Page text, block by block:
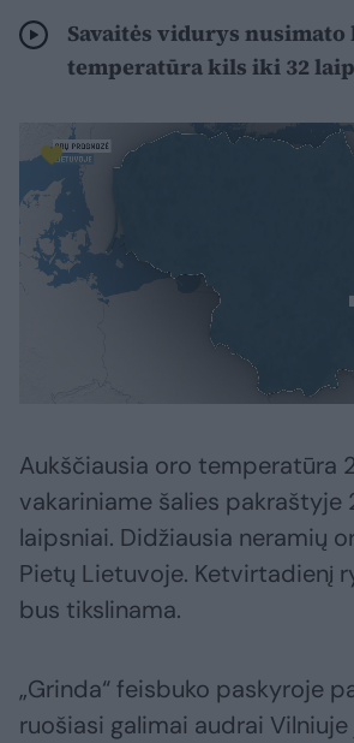
Savaitės vidurys nusimato
temperatūra kils iki 32
Aukščiausia oro temperatūra
vakariniame šalies pakraštyje
laipsniai. Didžiausia neramių
Pietų Lietuvoje. Ketvirtadienį
bus tikslinama.
„Grinda“ feisbuko paskyroje
ruošiasi galimai audrai